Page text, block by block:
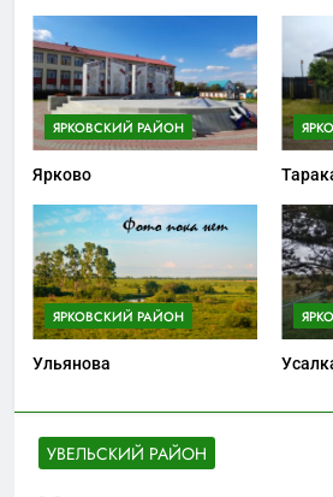
УВЕЛЬСКИЙ РАЙОН
ЯРКОВСКИЙ РАЙОН
Ярково
ЯРКОВСКИЙ РАЙОН
Ульянова